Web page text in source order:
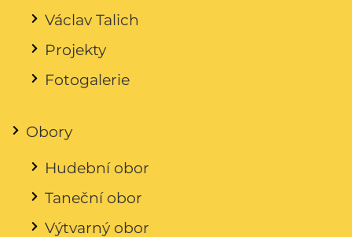
Václav Talich
Projekty
Fotogalerie
Obory
Hudební obor
Taneční obor
Výtvarný obor